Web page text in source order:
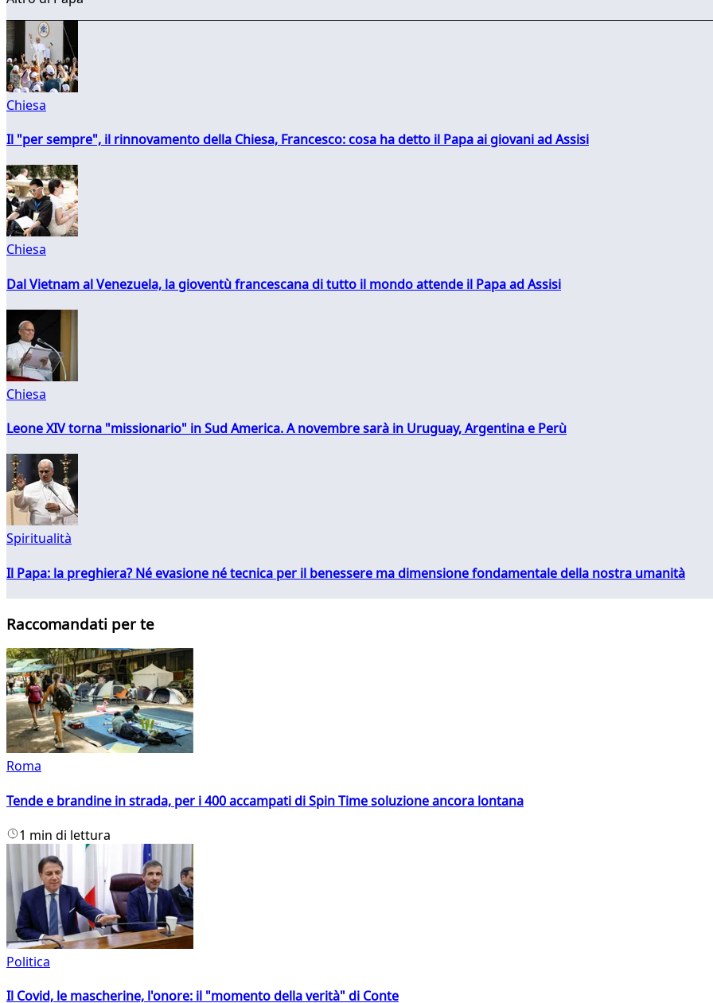
Chiesa
Il "per sempre", il rinnovamento della Chiesa, Francesco: cosa ha detto il Papa ai giovani ad Assisi
Chiesa
Dal Vietnam al Venezuela, la gioventù francescana di tutto il mondo attende il Papa ad Assisi
Chiesa
Leone XIV torna "missionario" in Sud America. A novembre sarà in Uruguay, Argentina e Perù
Spiritualità
Il Papa: la preghiera? Né evasione né tecnica per il benessere ma dimensione fondamentale della nostra umanità
Raccomandati per te
Roma
Tende e brandine in strada, per i 400 accampati di Spin Time soluzione ancora lontana
1 min di lettura
Politica
Il Covid, le mascherine, l'onore: il "momento della verità" di Conte